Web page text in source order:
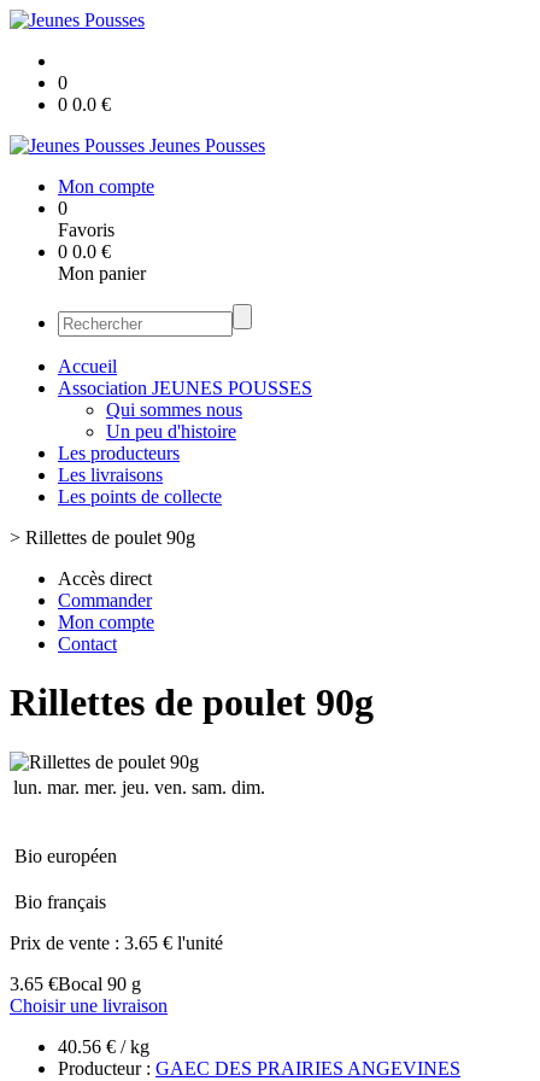
0
0 0.0 €
Jeunes Pousses
Mon compte
0
Favoris
0 0.0 €
Mon panier
Accueil
Association JEUNES POUSSES
Qui sommes nous
Un peu d'histoire
Les producteurs
Les livraisons
Les points de collecte
> Rillettes de poulet 90g
Accès direct
Commander
Mon compte
Contact
Rillettes de poulet 90g
lun. mar. mer. jeu. ven. sam. dim.
Bio européen
Bio français
Prix de vente : 3.65 € l'unité
3.65 €Bocal 90 g
Choisir une livraison
40.56 € / kg
Producteur : GAEC DES PRAIRIES ANGEVINES